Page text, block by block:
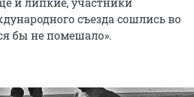
съезда сошлись во
бы не помешало».